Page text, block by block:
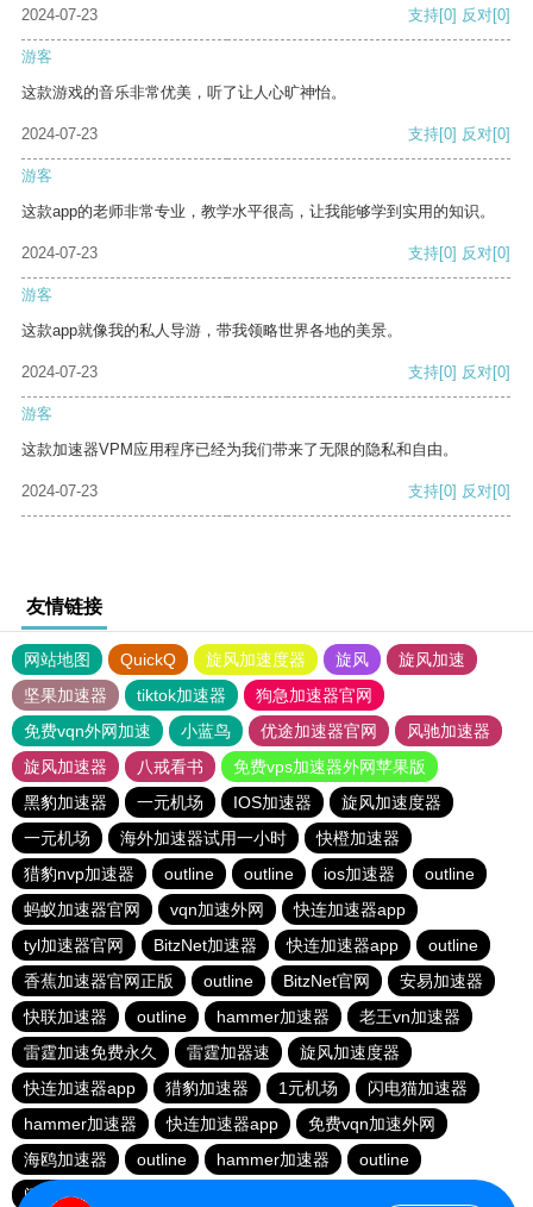
2024-07-23
支持[0] 反对[0]
游客
这款游戏的音乐非常优美，听了让人心旷神怡。
2024-07-23 支持[0] 反对[0]
游客
这款app的老师非常专业，教学水平很高，让我能够学到实用的知识。
2024-07-23 支持[0] 反对[0]
游客
这款app就像我的私人导游，带我领略世界各地的美景。
2024-07-23 支持[0] 反对[0]
游客
这款加速器VPM应用程序已经为我们带来了无限的隐私和自由。
2024-07-23 支持[0] 反对[0]
友情链接
网站地图 QuickQ 旋风加速度器 旋风
旋风加速
坚果加速器
tiktok加速器
狗急加速器官网
免费vqn外网加速
小蓝鸟 优途加速器官网
风驰加速器
旋风加速器
八戒看书
免费vps加速器外网苹果版
黑豹加速器
一元机场 IOS加速器
旋风加速度器
一元机场
海外加速器试用一小时
快橙加速器
猎豹nvp加速器
outline outline ios加速器
outline
蚂蚁加速器官网
vqn加速外网
快连加速器app
tyl加速器官网
BitzNet加速器 快连加速器app
outline
香蕉加速器官网正版
outline BitzNet官网
安易加速器
快联加速器
outline hammer加速器
老王vn加速器
雷霆加速免费永久
雷霆加器速
旋风加速度器
快连加速器app
猎豹加速器 1元机场
闪电猫加速器
hammer加速器
快连加速器app
免费vqn加速外网
海鸥加速器
outline hammer加速器
outline
闪电猫加速器